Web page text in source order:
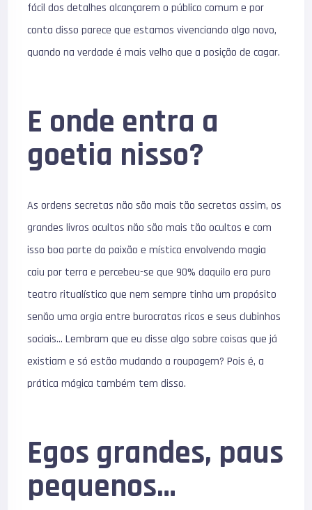
fácil dos detalhes alcançarem o público comum e por
conta disso parece que estamos vivenciando algo novo,
quando na verdade é mais velho que a posição de cagar.
E onde entra a
goetia nisso?
As ordens secretas não são mais tão secretas assim, os
grandes livros ocultos não são mais tão ocultos e com
isso boa parte da paixão e mística envolvendo magia
caiu por terra e percebeu-se que 90% daquilo era puro
teatro ritualístico que nem sempre tinha um propósito
senão uma orgia entre burocratas ricos e seus clubinhos
sociais… Lembram que eu disse algo sobre coisas que já
existiam e só estão mudando a roupagem? Pois é, a
prática mágica também tem disso.
Egos grandes, paus
pequenos…